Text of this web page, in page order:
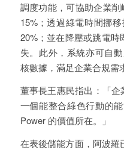
調度功能，可協助企業
15%；透過綠電時間挪
20%；並在降壓或跳電
失。此外，系統亦可自
核數據，滿足企業合規需
董事長王惠民指出：「
一個能整合綠色行動的
Power 的價值所在。」
在表後儲能方面，阿波